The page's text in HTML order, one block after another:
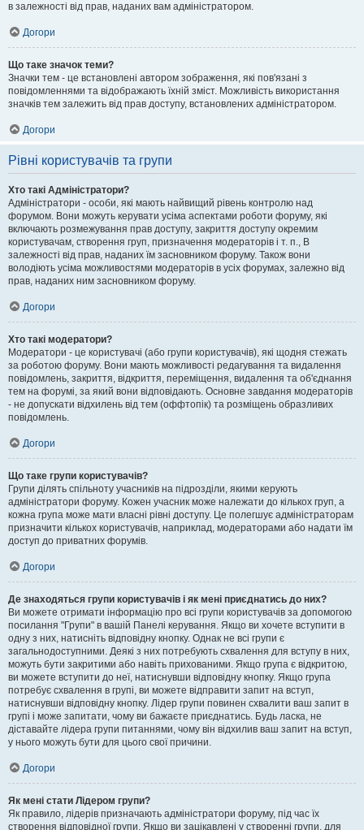
в залежності від прав, наданих вам адміністратором.
Догори
Що таке значок теми?
Значки тем - це встановлені автором зображення, які пов'язані з
повідомленнями та відображають їхній зміст. Можливість використання
значків тем залежить від прав доступу, встановлених адміністратором.
Догори
Рівні користувачів та групи
Хто такі Адміністратори?
Адміністратори - особи, які мають найвищий рівень контролю над
форумом. Вони можуть керувати усіма аспектами роботи форуму, які
включають розмежування прав доступу, закриття доступу окремим
користувачам, створення груп, призначення модераторів і т. п., В
залежності від прав, наданих їм засновником форуму. Також вони
володіють усіма можливостями модераторів в усіх форумах, залежно від
прав, наданих ним засновником форуму.
Догори
Хто такі модератори?
Модератори - це користувачі (або групи користувачів), які щодня стежать
за роботою форуму. Вони мають можливості редагування та видалення
повідомлень, закриття, відкриття, переміщення, видалення та об'єднання
тем на форумі, за який вони відповідають. Основне завдання модераторів
- не допускати відхилень від тем (оффтопік) та розміщень образливих
повідомлень.
Догори
Що таке групи користувачів?
Групи ділять спільноту учасників на підрозділи, якими керують
адміністратори форуму. Кожен учасник може належати до кількох груп, а
кожна група може мати власні рівні доступу. Це полегшує адміністраторам
призначити кількох користувачів, наприклад, модераторами або надати їм
доступ до приватних форумів.
Догори
Де знаходяться групи користувачів і як мені приєднатись до них?
Ви можете отримати інформацію про всі групи користувачів за допомогою
посилання "Групи" в вашій Панелі керування. Якщо ви хочете вступити в
одну з них, натисніть відповідну кнопку. Однак не всі групи є
загальнодоступними. Деякі з них потребують схвалення для вступу в них,
можуть бути закритими або навіть прихованими. Якщо група є відкритою,
ви можете вступити до неї, натиснувши відповідну кнопку. Якщо група
потребує схвалення в групі, ви можете відправити запит на вступ,
натиснувши відповідну кнопку. Лідер групи повинен схвалити ваш запит в
групі і може запитати, чому ви бажаєте приєднатись. Будь ласка, не
діставайте лідера групи питаннями, чому він відхилив ваш запит на вступ,
у нього можуть бути для цього свої причини.
Догори
Як мені стати Лідером групи?
Як правило, лідерів призначають адміністратори форуму, під час їх
створення відповідної групи. Якщо ви зацікавлені у створенні групи, для